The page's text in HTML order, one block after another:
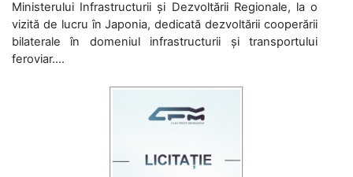
Ministerului Infrastructurii și Dezvoltării Regionale, la o
vizită de lucru în Japonia, dedicată dezvoltării cooperării
bilaterale în domeniul infrastructurii și transportului
feroviar....